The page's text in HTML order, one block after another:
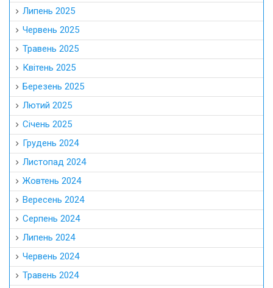
Липень 2025
Червень 2025
Травень 2025
Квітень 2025
Березень 2025
Лютий 2025
Січень 2025
Грудень 2024
Листопад 2024
Жовтень 2024
Вересень 2024
Серпень 2024
Липень 2024
Червень 2024
Травень 2024